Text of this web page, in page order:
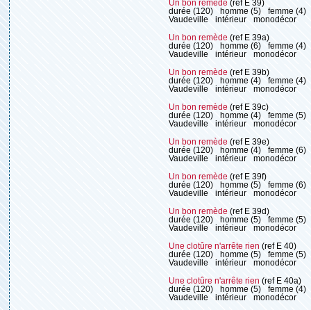
Un bon remède (ref E 39)
durée (120)
homme (5)
femme (4)
Vaudeville
intérieur monodécor
Un bon remède (ref E 39a)
durée (120)
homme (6)
femme (4)
Vaudeville
intérieur monodécor
Un bon remède (ref E 39b)
durée (120)
homme (4)
femme (4)
Vaudeville
intérieur monodécor
Un bon remède (ref E 39c)
durée (120)
homme (4)
femme (5)
Vaudeville
intérieur monodécor
Un bon remède (ref E 39e)
durée (120)
homme (4)
femme (6)
Vaudeville
intérieur monodécor
Un bon remède (ref E 39f)
durée (120)
homme (5)
femme (6)
Vaudeville
intérieur monodécor
Un bon remède (ref E 39d)
durée (120)
homme (5)
femme (5)
Vaudeville
intérieur monodécor
Une clotûre n'arrête rien (ref E 40)
durée (120)
homme (5)
femme (5)
Vaudeville
intérieur monodécor
Une clotûre n'arrête rien (ref E 40a)
durée (120)
homme (5)
femme (4)
Vaudeville
intérieur monodécor